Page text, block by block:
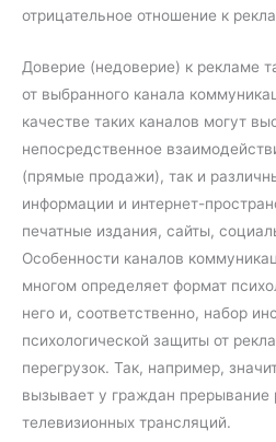
отрицательное отношение к
Доверие (недоверие) к рекламе
от выбранного канала
качестве таких каналов могут
непосредственное
(прямые продажи), так и
информации и интернет-
печатные издания, сайты,
Особенности каналов
многом определяет формат
него и, соответственно, набор
психологической защиты от
перегрузок. Так, например,
вызывает у граждан
телевизионных трансляций.